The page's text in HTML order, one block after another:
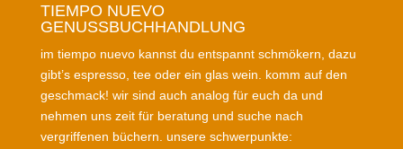
TIEMPO NUEVO
GENUSSBUCHHANDLUNG
im tiempo nuevo kannst du entspannt schmökern, dazu
gibt’s espresso, tee oder ein glas wein. komm auf den
geschmack! wir sind auch analog für euch da und
nehmen uns zeit für beratung und suche nach
vergriffenen büchern. unsere schwerpunkte: